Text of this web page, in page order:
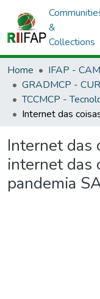
&
Collections
Home IFAP -
Internet das
internet das
pandemia